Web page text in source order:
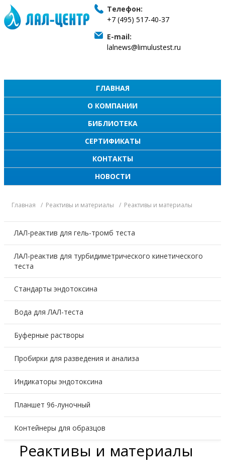
Телефон:
+7 (495) 517-40-37
E-mail:
lalnews@limulustest.ru
ГЛАВНАЯ
О КОМПАНИИ
БИБЛИОТЕКА
СЕРТИФИКАТЫ
КОНТАКТЫ
НОВОСТИ
Главная Реактивы и материалы Реактивы и материалы
ЛАЛ-реактив для гель-тромб теста
ЛАЛ-реактив для турбидиметрического кинетического
теста
Стандарты эндотоксина
Вода для ЛАЛ-теста
Буферные растворы
Пробирки для разведения и анализа
Индикаторы эндотоксина
Планшет 96-луночный
Контейнеры для образцов
Реактивы и материалы